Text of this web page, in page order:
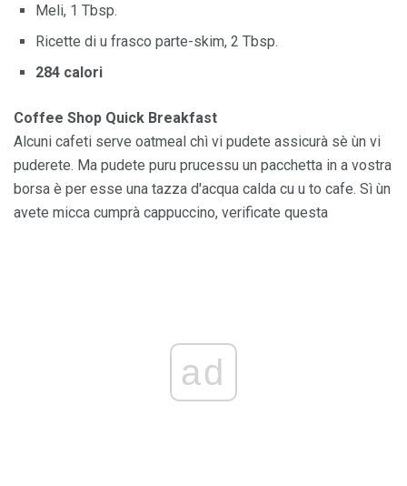
Meli, 1 Tbsp.
Ricette di u frasco parte-skim, 2 Tbsp.
284 calori
Coffee Shop Quick Breakfast
Alcuni cafeti serve oatmeal chì vi pudete assicurà sè ùn vi
puderete. Ma pudete puru prucessu un pacchetta in a vostra
borsa è per esse una tazza d'acqua calda cu u to cafe. Sì ùn
avete micca cumprà cappuccino, verificate questa
ad